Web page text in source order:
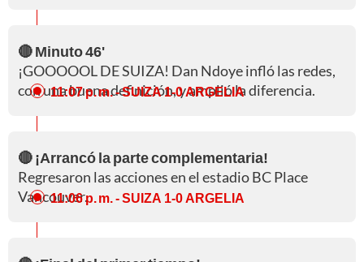
🔴 Minuto 46'
¡GOOOOOL DE SUIZA! Dan Ndoye infló las redes,
con una buena definición, y amplió la diferencia.
11:07 p. m.- SUIZA 1-0 ARGELIA
🔴 ¡Arrancó la parte complementaria!
Regresaron las acciones en el estadio BC Place
Vancouver.
11:06 p. m. - SUIZA 1-0 ARGELIA